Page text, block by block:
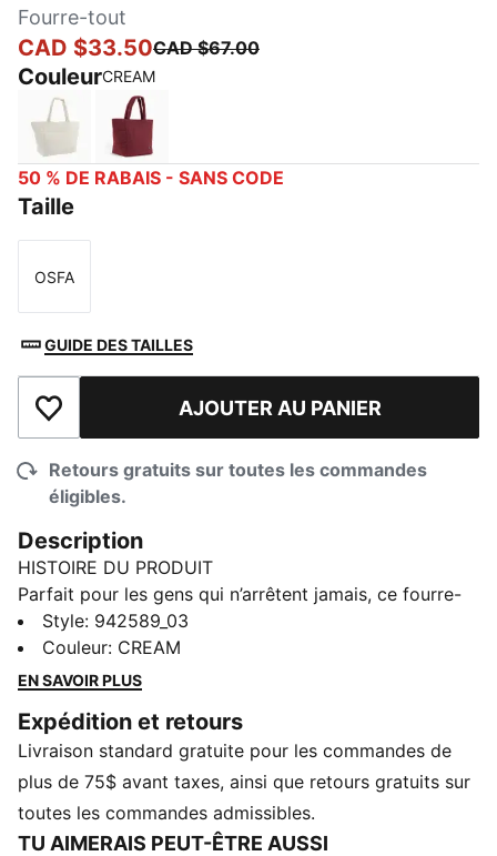
Fourre-tout
CAD $33.50CAD $67.00
CouleurCREAM
CREAM
BURGUNDY
50 % DE RABAIS - SANS CODE
Taille
Taille
OSFA
GUIDE DES TAILLES
Ajouter à la liste de souhaits
AJOUTER AU PANIER
Retours gratuits sur toutes les commandes
éligibles.
Description
HISTOIRE DU PRODUIT
Parfait pour les gens qui n’arrêtent jamais, ce fourre-
tout rembourré est l’accessoire ultime. Le grand
espace de rangement intérieur peut contenir tous vos
essentiels, et les détails de marque PUMA branchés
DÉTAILS
100 % nylon
Bandoulière
Espace de rangement intérieur
Détails de marque PUMA
Style: 942589_03
Couleur: CREAM
EN SAVOIR PLUS
Expédition et retours
Livraison standard gratuite pour les commandes de
plus de 75$ avant taxes, ainsi que retours gratuits sur
toutes les commandes admissibles.
TU AIMERAIS PEUT-ÊTRE AUSSI